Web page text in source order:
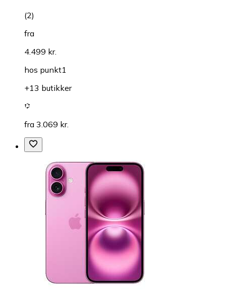
(2)
fra
4.499 kr.
hos punkt1
+13 butikker
fra 3.069 kr.